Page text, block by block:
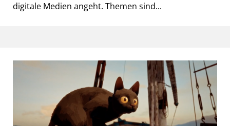
digitale Medien angeht. Themen sind...